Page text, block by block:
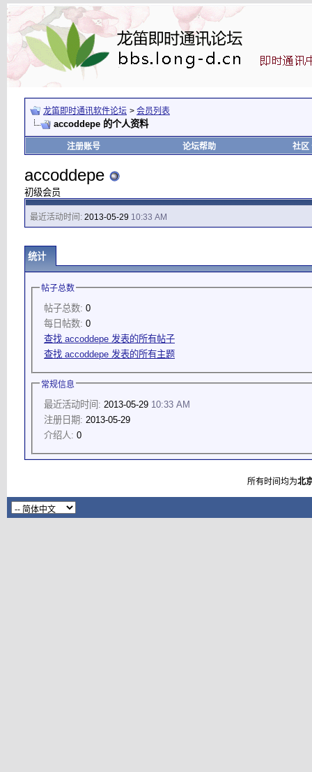
龙笛即时通讯软件论坛 > 会员列表
accoddepe 的个人资料
注册账号 论坛帮助 社区
accoddepe
初级会员
最近活动时间: 2013-05-29 10:33 AM
统计
帖子总数
帖子总数: 0
每日帖数: 0
查找 accoddepe 发表的所有帖子
查找 accoddepe 发表的所有主题
常规信息
最近活动时间: 2013-05-29 10:33 AM
注册日期: 2013-05-29
介绍人: 0
所有时间均为北